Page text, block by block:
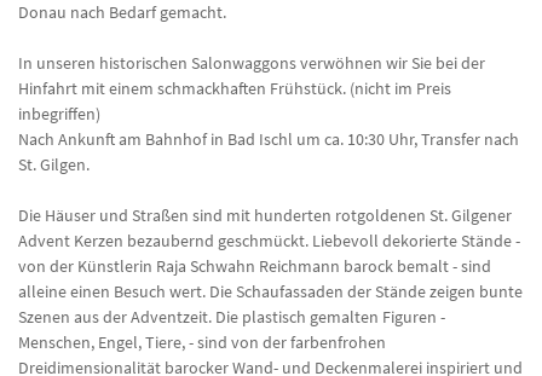
Donau nach Bedarf gemacht.
In unseren historischen Salonwaggons verwöhnen wir Sie bei der
Hinfahrt mit einem schmackhaften Frühstück. (nicht im Preis
inbegriffen)
Nach Ankunft am Bahnhof in Bad Ischl um ca. 10:30 Uhr, Transfer nach
St. Gilgen.
Die Häuser und Straßen sind mit hunderten rotgoldenen St. Gilgener
Advent Kerzen bezaubernd geschmückt. Liebevoll dekorierte Stände -
von der Künstlerin Raja Schwahn Reichmann barock bemalt - sind
alleine einen Besuch wert. Die Schaufassaden der Stände zeigen bunte
Szenen aus der Adventzeit. Die plastisch gemalten Figuren -
Menschen, Engel, Tiere, - sind von der farbenfrohen
Dreidimensionalität barocker Wand- und Deckenmalerei inspiriert und